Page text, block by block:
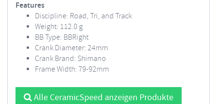
Features
Discipline: Road, Tri, and Track
Weight: 112.0 g
BB Type: BBRight
Crank Diameter: 24mm
Crank Brand: Shimano
Frame Width: 79-92mm
Alle CeramicSpeed anzeigen Produkte